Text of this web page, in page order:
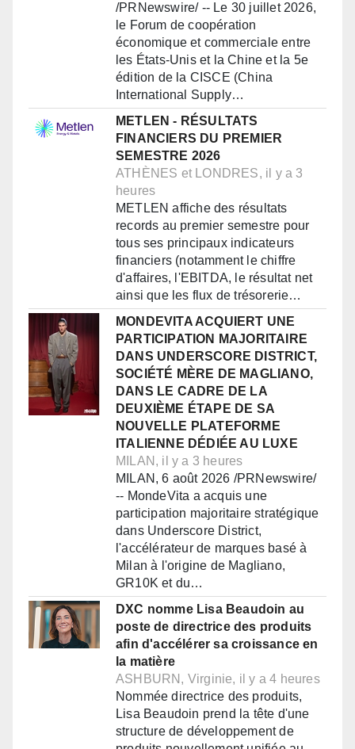
/PRNewswire/ -- Le 30 juillet 2026,
le Forum de coopération
économique et commerciale entre
les États-Unis et la Chine et la 5e
édition de la CISCE (China
International Supply…
METLEN - RÉSULTATS
FINANCIERS DU PREMIER
SEMESTRE 2026
ATHÈNES et LONDRES, il y a 3
heures
METLEN affiche des résultats
records au premier semestre pour
tous ses principaux indicateurs
financiers (notamment le chiffre
d'affaires, l'EBITDA, le résultat net
ainsi que les flux de trésorerie…
MONDEVITA ACQUIERT UNE
PARTICIPATION MAJORITAIRE
DANS UNDERSCORE DISTRICT,
SOCIÉTÉ MÈRE DE MAGLIANO,
DANS LE CADRE DE LA
DEUXIÈME ÉTAPE DE SA
NOUVELLE PLATEFORME
ITALIENNE DÉDIÉE AU LUXE
MILAN, il y a 3 heures
MILAN, 6 août 2026 /PRNewswire/
-- MondeVita a acquis une
participation majoritaire stratégique
dans Underscore District,
l'accélérateur de marques basé à
Milan à l'origine de Magliano,
GR10K et du…
DXC nomme Lisa Beaudoin au
poste de directrice des produits
afin d'accélérer sa croissance en
la matière
ASHBURN, Virginie, il y a 4 heures
Nommée directrice des produits,
Lisa Beaudoin prend la tête d'une
structure de développement de